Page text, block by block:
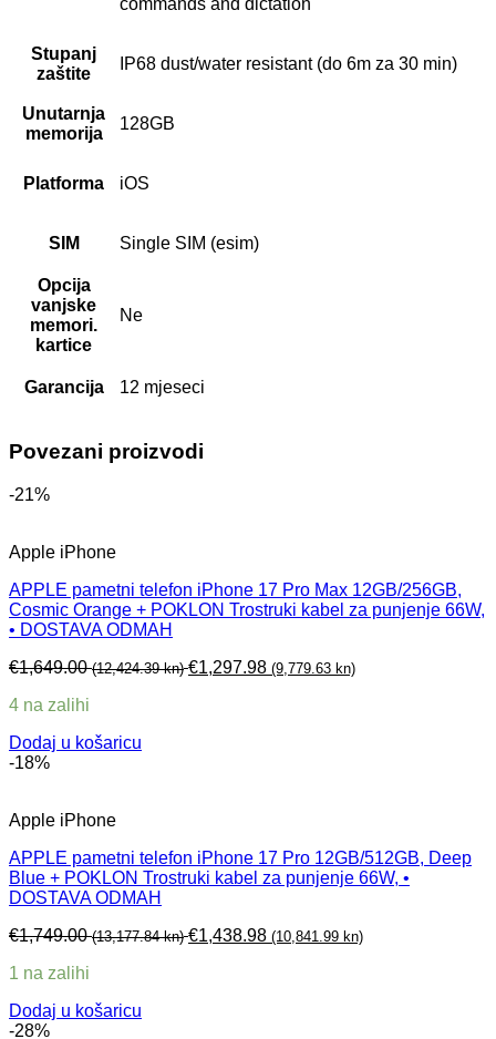
commands and dictation
Stupanj
zaštite
IP68 dust/water resistant (do 6m za 30 min)
Unutarnja
memorija
128GB
Platforma iOS
SIM Single SIM (esim)
Opcija
vanjske
memori.
kartice
Ne
Garancija 12 mjeseci
Povezani proizvodi
-21%
Apple iPhone
APPLE pametni telefon iPhone 17 Pro Max 12GB/256GB,
Cosmic Orange + POKLON Trostruki kabel za punjenje 66W,
• DOSTAVA ODMAH
€1,649.00 (12,424.39 kn) €1,297.98 (9,779.63 kn)
4 na zalihi
Dodaj u košaricu
-18%
Apple iPhone
APPLE pametni telefon iPhone 17 Pro 12GB/512GB, Deep
Blue + POKLON Trostruki kabel za punjenje 66W, •
DOSTAVA ODMAH
€1,749.00 (13,177.84 kn) €1,438.98 (10,841.99 kn)
1 na zalihi
Dodaj u košaricu
-28%